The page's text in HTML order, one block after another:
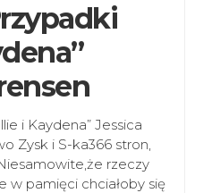
i Kaydena” Jessica
Zysk i S-ka366 stron,
rzeczy
w pamięci chciałoby się